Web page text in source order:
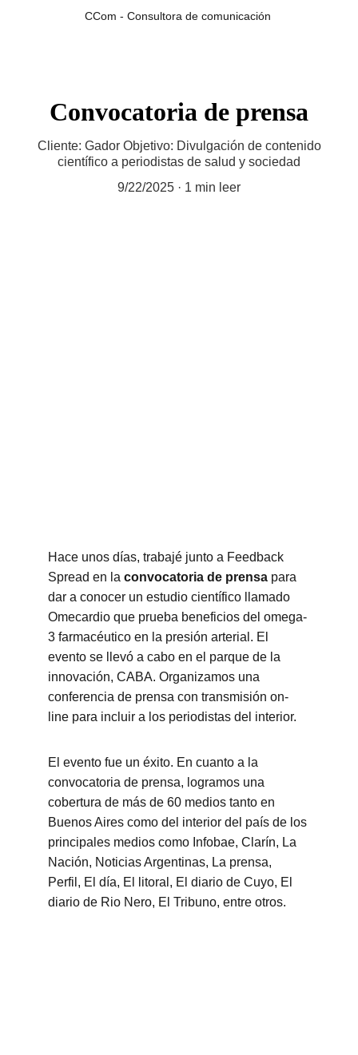
CCom - Consultora de comunicación
Convocatoria de prensa
Cliente: Gador Objetivo: Divulgación de contenido
científico a periodistas de salud y sociedad
9/22/2025
1 min leer
Hace unos días, trabajé junto a Feedback
Spread en la convocatoria de prensa para
dar a conocer un estudio científico llamado
Omecardio que prueba beneficios del omega-
3 farmacéutico en la presión arterial. El
evento se llevó a cabo en el parque de la
innovación, CABA. Organizamos una
conferencia de prensa con transmisión on-
line para incluir a los periodistas del interior.
El evento fue un éxito. En cuanto a la
convocatoria de prensa, logramos una
cobertura de más de 60 medios tanto en
Buenos Aires como del interior del país de los
principales medios como Infobae, Clarín, La
Nación, Noticias Argentinas, La prensa,
Perfil, El día, El litoral, El diario de Cuyo, El
diario de Rio Nero, El Tribuno, entre otros.